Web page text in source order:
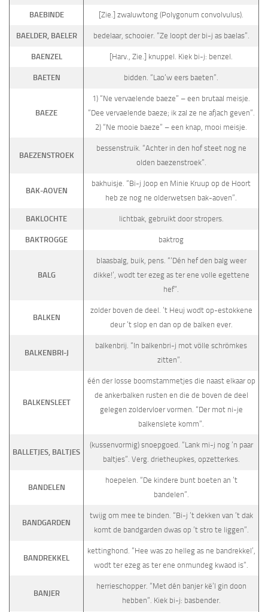
BAEBINDE [Zie.] zwaluwtong (Polygonum convolvulus).
BAELDER, BAELER bedelaar, schooier. “Ze loopt der bi-j as baelas”.
BAENZEL [Harv., Zie.] knuppel. Kiek bi-j: benzel.
BAETEN bidden. “Lao’w eers baeten”.
BAEZE
1) “Ne vervaelende baeze” – een brutaal meisje.
“Dee vervaelende baeze; ik zal ze ne afjach geven”.
2) “Ne mooie baeze” – een knap, mooi meisje.
BAEZENSTROEK
bessenstruik. “Achter in den hof steet nog ne
olden baezenstroek”.
BAK-AOVEN
bakhuisje. “Bi-j Joop en Minie Kruup op de Hoort
heb ze nog ne olderwetsen bak-aoven”.
BAKLOCHTE lichtbak, gebruikt door stropers.
BAKTROGGE baktrog
BALG
blaasbalg, buik, pens. “‘Dén hef den balg weer
dikke!’, wodt ter ezeg as ter ene volle egettene
hef”.
BALKEN
zolder boven de deel. ’t Heuj wodt op-estokkene
deur ’t slop en dan op de balken ever.
BALKENBRI-J
balkenbrij. “In balkenbri-j mot völle schrömkes
zitten”.
BALKENSLEET
één der losse boom­stammetjes die naast elkaar op
de ankerbalken rusten en die de boven de deel
gelegen zoldervloer vormen. “Der mot ni-je
balkenslete komm”.
BALLETJES, BALTJES
(kussenvor­mig) snoepgoed. “Lank mi-j nog ’n paar
baltjes”. Verg. drietheupkes, opzetterkes.
BANDELEN
hoepelen. “De kindere bunt boeten an ’t
bandelen”.
BANDGARDEN
twijg om mee te binden. “Bi-j ’t dekken van ’t dak
komt de bandgarden dwas op ’t stro te liggen”.
BANDREKKEL
kettinghond. “Hee was zo helleg as ne bandrekkel’,
wodt ter ezeg as ter ene onmundeg kwaod is”.
BANJER
herrieschopper. “Met dén banjer kë’l gin doon
hebben”. Kiek bi-j: basbender.